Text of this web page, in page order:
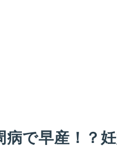
病で早産！？